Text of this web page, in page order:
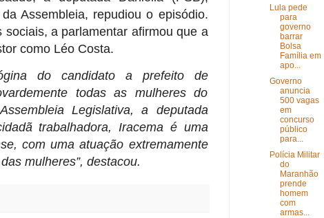
Assembleia, repudiou o episódio.
a parlamentar afirmou que a
como Léo Costa.
do candidato a prefeito de
todas as mulheres do
Legislativa, a deputada
trabalhadora, Iracema é uma
com uma atuação extremamente
mulheres”, destacou.
Lula pede
para
governo
barrar
Bolsa
Família em
apo...
Governo
anuncia
500 vagas
em
concurso
público
para...
Polícia Militar
do
Maranhão
prende
homem
com
armas...